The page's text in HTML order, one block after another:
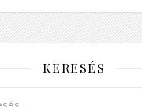
KERESÉS